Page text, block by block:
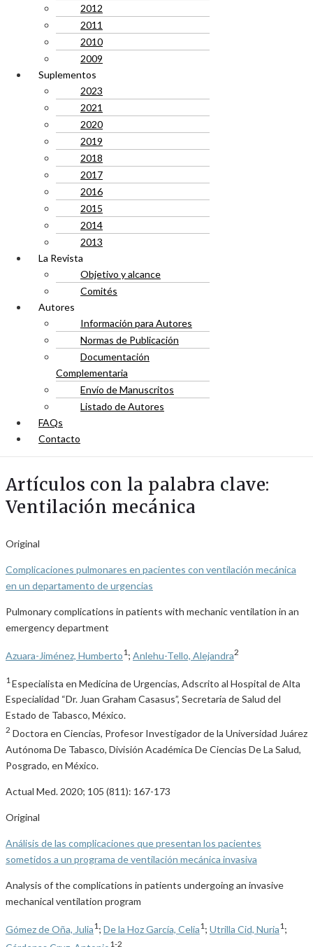
2012
2011
2010
2009
Suplementos
2023
2021
2020
2019
2018
2017
2016
2015
2014
2013
La Revista
Objetivo y alcance
Comités
Autores
Información para Autores
Normas de Publicación
Documentación
Complementaria
Envío de Manuscritos
Listado de Autores
FAQs
Contacto
Artículos con la palabra clave:
Ventilación mecánica
Original
Complicaciones pulmonares en pacientes con ventilación mecánica
en un departamento de urgencias
Pulmonary complications in patients with mechanic ventilation in an
emergency department
Azuara-Jiménez, Humberto1 ; Anlehu-Tello, Alejandra2
1 Especialista en Medicina de Urgencias, Adscrito al Hospital de Alta
Especialidad “Dr. Juan Graham Casasus”, Secretaria de Salud del
Estado de Tabasco, México.
2 Doctora en Ciencias, Profesor Investigador de la Universidad Juárez
Autónoma De Tabasco, División Académica De Ciencias De La Salud,
Posgrado, en México.
Actual Med. 2020; 105 (811): 167-173
Original
Análisis de las complicaciones que presentan los pacientes
sometidos a un programa de ventilación mecánica invasiva
Analysis of the complications in patients undergoing an invasive
mechanical ventilation program
Gómez de Oña, Julia1 ; De la Hoz García, Celia1 ; Utrilla Cid, Nuria1 ;
1-2